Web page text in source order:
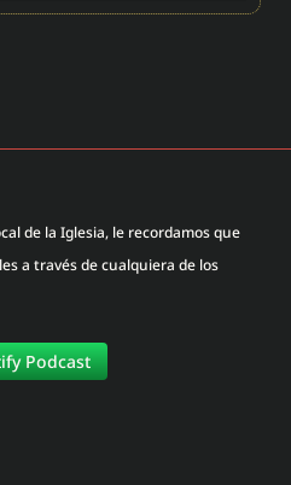
de la Iglesia, le recordamos que
a través de cualquiera de los
Podcast